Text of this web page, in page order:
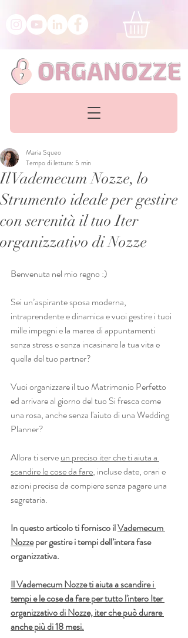
Il Vademecum Nozze, lo
Strumento ideale per gestire
con serenità il tuo Iter
organizzativo di Nozze
Maria Squeo
Tempo di lettura: 5 min
Benvenuta nel mio regno :)
Sei un’aspirante sposa moderna,
intraprendente e dinamica e vuoi gestire i tuoi
mille impegni e la marea di appuntamenti
senza stress e senza incasinare la tua vita e
quella del tuo partner?
Vuoi organizzare il tuo Matrimonio Perfetto
ed arrivare al giorno del tuo Si fresca come
una rosa, anche senza l'aiuto di una Wedding
Planner?
Allora ti serve un preciso iter che ti aiuta a
scandire le cose da fare, incluse date, orari e
azioni precise da compiere senza pagare una
segretaria.
In questo articolo ti fornisco il Vademecum
Nozze per gestire i tempi dell’intera fase
organizzativa.
Il Vademecum Nozze ti aiuta a scandire i
tempi e le cose da fare per tutto l'intero Iter
organizzativo di Nozze, iter che può durare
anche più di 18 mesi.